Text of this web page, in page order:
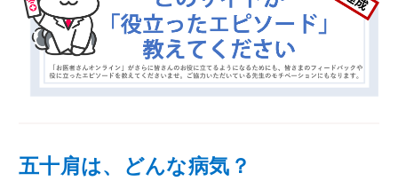
五十肩は、どんな病気？